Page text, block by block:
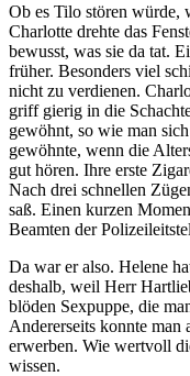
Ob es Tilo stören würde,
Charlotte drehte das
bewusst, was sie da tat.
früher. Besonders viel
nicht zu verdienen.
griff gierig in die
gewöhnt, so wie man
gewöhnte, wenn die
gut hören. Ihre erste
Nach drei schnellen
saß. Einen kurzen
Beamten der
Da war er also. Helene
deshalb, weil Herr
blöden Sexpuppe, die
Andererseits konnte
erwerben. Wie wertvoll
wissen.